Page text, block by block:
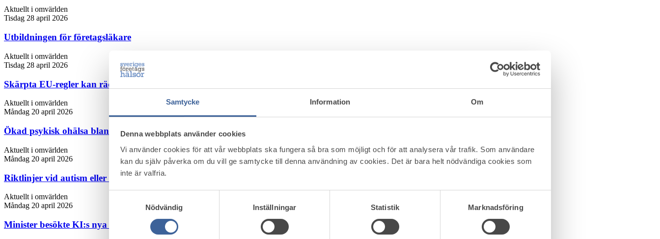
Samtycke Information Om
Denna webbplats använder cookies
Vi använder cookies för att vår webbplats ska fungera så bra som möjligt och för att analysera vår trafik. Som användare
kan du själv påverka om du vill ge samtycke till denna användning av cookies. Det är bara helt nödvändiga cookies som
inte är valfria.
Nödvändig
Inställningar Statistik Marknadsföring
Aktuellt i omvärlden
Tisdag 28 april 2026
Utbildningen för företagsläkare
Aktuellt i omvärlden
Tisdag 28 april 2026
Skärpta EU-regler kan rädda arbetstagare från cancer
Aktuellt i omvärlden
Måndag 20 april 2026
Ökad psykisk ohälsa bland unga kvinnor
Aktuellt i omvärlden
Måndag 20 april 2026
Riktlinjer vid autism eller adhd på arbetsplatsen
Aktuellt i omvärlden
Måndag 20 april 2026
Minister besökte KI:s nya centrum för återgång i arbete